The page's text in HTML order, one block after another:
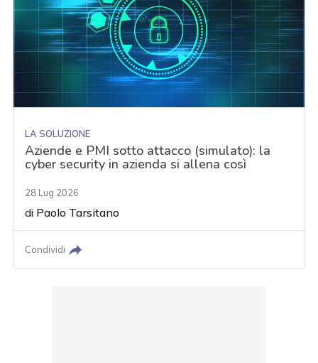
LA SOLUZIONE
Aziende e PMI sotto attacco (simulato): la
cyber security in azienda si allena così
28 Lug 2026
di Paolo Tarsitano
Condividi